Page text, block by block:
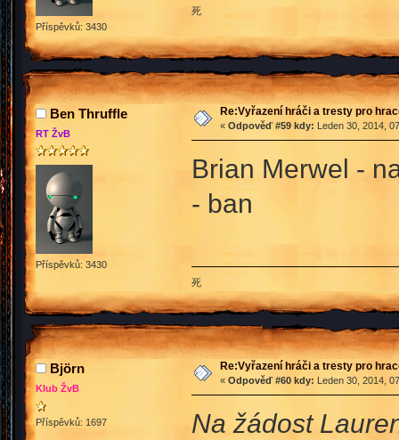
Příspěvků: 3430
死
Ben Thruffle
RT ŽvB
Příspěvků: 3430
Re:Vyřazení hráči a tresty pro
« Odpověď #59 kdy: Leden 30, 2014,
Brian Merwel -
- ban
死
Björn
Klub ŽvB
Příspěvků: 1697
Re:Vyřazení hráči a tresty pro
« Odpověď #60 kdy: Leden 30, 2014,
Na žádost